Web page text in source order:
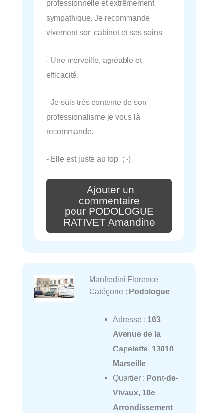
professionnelle et extrêmement
sympathique. Je recommande
vivement son cabinet et ses soins.
- Une merveille, agréable et
efficacité.
- Je suis très contente de son
professionalisme je vous là
recommande.
- Elle est juste au top ; -)
Ajouter un
commentaire
pour PODOLOGUE
RATIVET Amandine
Manfredini Florence
Catégorie : Podologue
Adresse : 163
Avenue de la
Capelette, 13010
Marseille
Quartier : Pont-de-
Vivaux, 10e
Arrondissement